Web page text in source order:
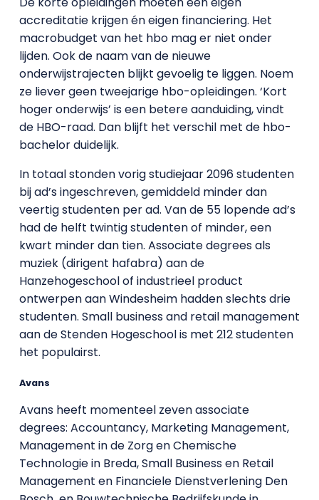
accreditatie krijgen én eigen financiering. Het
macrobudget van het hbo mag er niet onder
lijden. Ook de naam van de nieuwe
onderwijstrajecten blijkt gevoelig te liggen. Noem
ze liever geen tweejarige hbo-opleidingen. ‘Kort
hoger onderwijs’ is een betere aanduiding, vindt
de HBO-raad. Dan blijft het verschil met de hbo-
bachelor duidelijk.
In totaal stonden vorig studiejaar 2096 studenten
bij ad’s ingeschreven, gemiddeld minder dan
veertig studenten per ad. Van de 55 lopende ad’s
had de helft twintig studenten of minder, een
kwart minder dan tien. Associate degrees als
muziek (dirigent hafabra) aan de
Hanzehogeschool of industrieel product
ontwerpen aan Windesheim hadden slechts drie
studenten. Small business and retail management
aan de Stenden Hogeschool is met 212 studenten
het populairst.
Avans
Avans heeft momenteel zeven associate
degrees: Accountancy, Marketing Management,
Management in de Zorg en Chemische
Technologie in Breda, Small Business en Retail
Management en Financiele Dienstverlening Den